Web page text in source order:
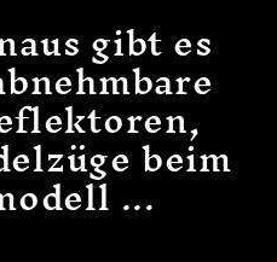
gibt es
beim
...